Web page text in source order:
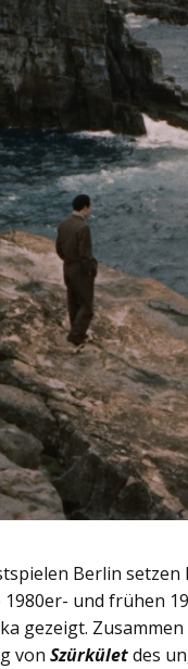
Berlin
und frühen
gezeigt.
vonSzürkületdes